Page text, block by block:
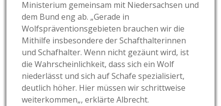
Ministerium gemeinsam mit Niedersachsen und
dem Bund eng ab. „Gerade in
Wolfspräventionsgebieten brauchen wir die
Mithilfe insbesondere der Schafthalterinnen
und Schafhalter. Wenn nicht gezäunt wird, ist
die Wahrscheinlichkeit, dass sich ein Wolf
niederlässt und sich auf Schafe spezialisiert,
deutlich höher. Hier müssen wir schrittweise
weiterkommen„, erklärte Albrecht.